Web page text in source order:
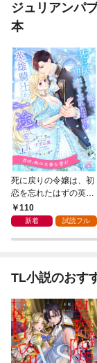
ジュリアンパ
本
死に戻りの令嬢は、初
恋を忘れたはずの英雄
騎士から一途に愛され
る【１】
110
新着 試読フル
TL小説のおす